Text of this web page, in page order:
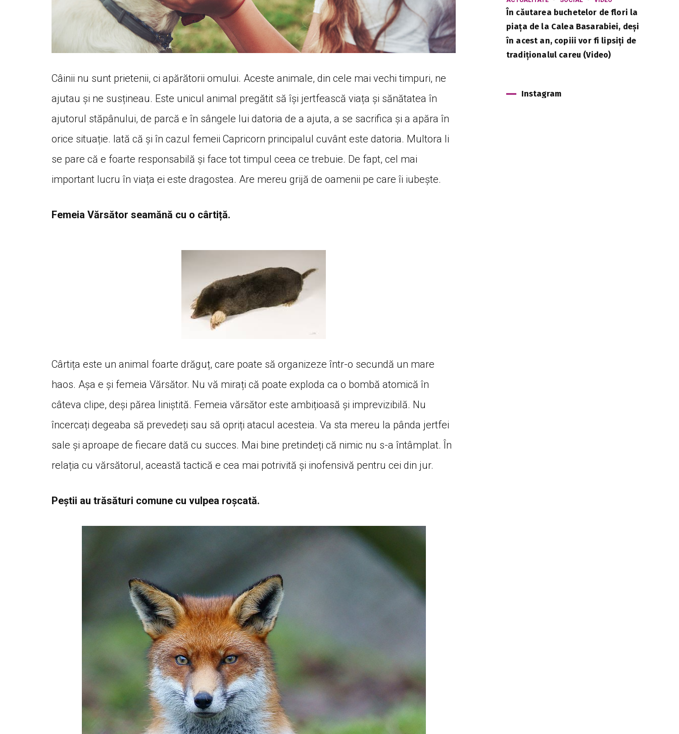
Câinii nu sunt prietenii, ci apărătorii omului. Aceste animale, din cele mai vechi timpuri, ne
ajutau și ne susțineau. Este unicul animal pregătit să își jertfească viața și sănătatea în
ajutorul stăpânului, de parcă e în sângele lui datoria de a ajuta, a se sacrifica și a apăra în
orice situație. Iată că și în cazul femeii Capricorn principalul cuvânt este datoria. Multora li
se pare că e foarte responsabilă și face tot timpul ceea ce trebuie. De fapt, cel mai
important lucru în viața ei este dragostea. Are mereu grijă de oamenii pe care îi iubește.
Femeia Vărsător seamănă cu o cârtiță.
Cârtița este un animal foarte drăguț, care poate să organizeze într-o secundă un mare
haos. Așa e și femeia Vărsător. Nu vă mirați că poate exploda ca o bombă atomică în
câteva clipe, deși părea liniștită. Femeia vărsător este ambițioasă și imprevizibilă. Nu
încercați degeaba să prevedeți sau să opriți atacul acesteia. Va sta mereu la pânda jertfei
sale și aproape de fiecare dată cu succes. Mai bine pretindeți că nimic nu s-a întâmplat. În
relația cu vărsătorul, această tactică e cea mai potrivită și inofensivă pentru cei din jur.
Peștii au trăsături comune cu vulpea roșcată.
În căutarea buchetelor de flori la
piața de la Calea Basarabiei, deși
în acest an, copiii vor fi lipsiți de
tradiționalul careu (Video)
Instagram